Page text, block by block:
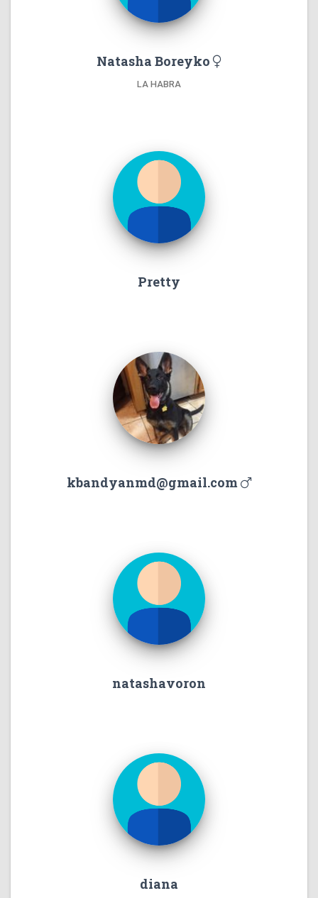
Natasha Boreyko
LA HABRA
Pretty
kbandyanmd@gmail.com
natashavoron
diana